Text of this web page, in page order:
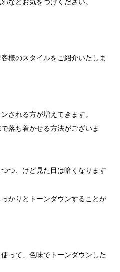
様のスタイルをご紹介いたしま
される方が増えてきます。
落ち着かせる方法がございま
つ、けど見た目は暗くなります
かりとトーンダウンすることが
って、色味でトーンダウンした